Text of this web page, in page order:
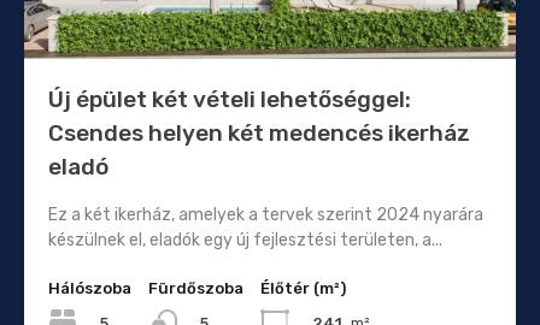
Új épület két vételi lehetőséggel:
Csendes helyen két medencés ikerház
eladó
Ez a két ikerház, amelyek a tervek szerint 2024 nyarára
készülnek el, eladók egy új fejlesztési területen, a...
Hálószoba
Fürdőszoba
Élőtér (m²)